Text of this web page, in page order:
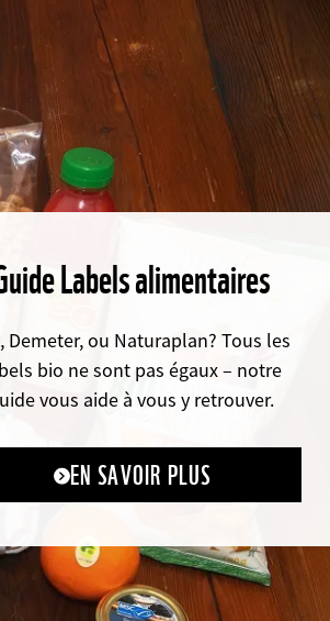
Labels alimentaires
Demeter, ou Naturaplan? Tous les
bio ne sont pas égaux – notre
vous aide à vous y retrouver.
EN SAVOIR PLUS